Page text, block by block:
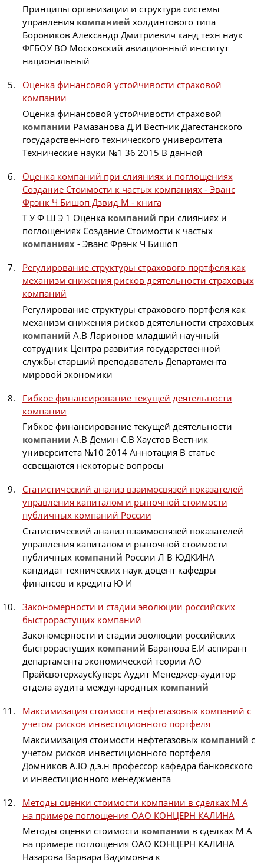
Принципы организации и структура системы
управления компанией холдингового типа
Боровиков Александр Дмитриевич канд техн наук
ФГБОУ ВО Московский авиационный институт
национальный
Оценка финансовой устойчивости страховой
компании
Оценка финансовой устойчивости страховой
компании Рамазанова Д.И Вестник Дагестанского
государственного технического университета
Технические науки №1 36 2015 В данной
Оценка компаний при слияниях и поглощениях
Создание Стоимости к частых компаниях - Эванс
Фрэнк Ч Бишоп Дзвид М - книга
Т У Ф Ш Э 1 Оценка компаний при слияниях и
поглощениях Создание Стоимости к частых
компаниях- Эванс Фрэнк Ч Бишоп
Регулирование структуры страхового портфеля как
механизм снижения рисков деятельности страховых
компаний
Регулирование структуры страхового портфеля как
механизм снижения рисков деятельности страховых
компаний А.В Ларионов младший научный
сотрудник Центра развития государственной
службы старший преподаватель Департамента
мировой экономики
Гибкое финансирование текущей деятельности
компании
Гибкое финансирование текущей деятельности
компании А.В Демин С.В Хаустов Вестник
университета №10 2014 Аннотация В статье
освещаются некоторые вопросы
Статистический анализ взаимосвязей показателей
управления капиталом и рыночной стоимости
публичных компаний России
Статистический анализ взаимосвязей показателей
управления капиталом и рыночной стоимости
публичных компаний России Л В ЮДКИНА
кандидат технических наук доцент кафедры
финансов и кредита Ю И
Закономерности и стадии эволюции российских
быстрорастущих компаний
Закономерности и стадии эволюции российских
быстрорастущих компаний Баранова Е.И аспирант
департамента экономической теории АО
ПрайсвотерхаусКуперс Аудит Менеджер-аудитор
отдела аудита международных компаний
Максимизация стоимости нефтегазовых компаний с
учетом рисков инвестиционного портфеля
Максимизация стоимости нефтегазовых компаний с
учетом рисков инвестиционного портфеля
Домников А.Ю д.э.н профессор кафедра банковского
и инвестиционного менеджмента
Методы оценки стоимости компании в сделках М А
на примере поглощения ОАО КОНЦЕРН КАЛИНА
Методы оценки стоимости компании в сделках М А
на примере поглощения ОАО КОНЦЕРН КАЛИНА
Назарова Варвара Вадимовна к